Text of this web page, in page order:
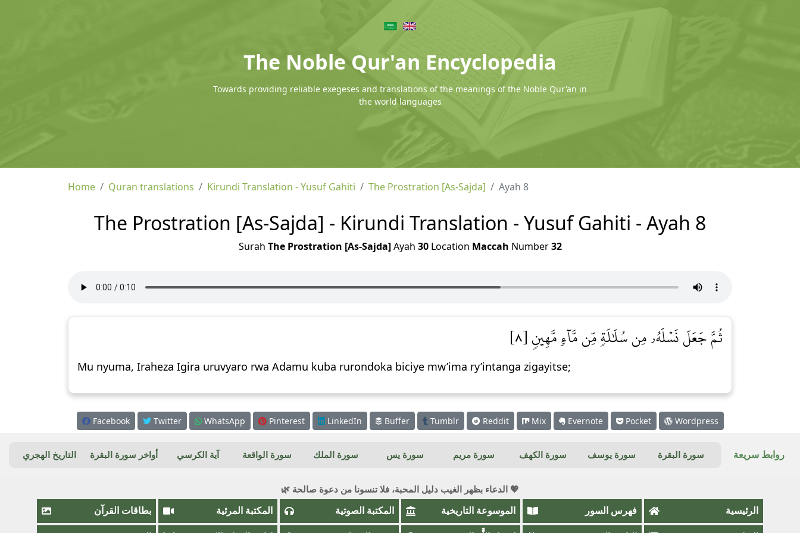
The Noble Qur'an Encyclopedia
Towards providing reliable exegeses and translations of the meanings of the Noble Qur'an in
the world languages
Home Quran translations Kirundi Translation - Yusuf Gahiti The Prostration [As-Sajda] Ayah 8
The Prostration [As-Sajda] - Kirundi Translation - Yusuf Gahiti - Ayah 8
Surah The Prostration [As-Sajda]Ayah 30Location Maccah Number32
ثُمَّ جَعَلَ نَسۡلَهُۥ مِن سُلَٰلَةٖ مِّن مَّآءٖ مَّهِينٖ [٨]
Mu nyuma, Iraheza Igira uruvyaro rwa Adamu kuba rurondoka biciye mw’ima ry’intanga zigayitse;
Facebook Twitter WhatsApp Pinterest LinkedIn Buffer Tumblr Reddit Mix Evernote Pocket Wordpress
روابط سريعة سورة البقرة سورة يوسف سورة الكهف سورة مريم سورة يس سورة الملك سورة الواقعة آية الكرسي أواخر سورة البقرة التاريخ الهجري
💖 الدعاء بظهر الغيب دليل المحبة، فلا تنسونا من دعوة صالحة 🌿
الرئيسية فهرس السور الموسوعة التاريخية المكتبة الصوتية المكتبة المرئية بطاقات القرآن